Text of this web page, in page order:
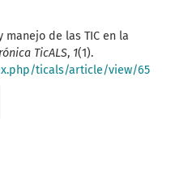
manejo de las TIC en la
TicALS, 1(1).
ticals/article/view/65